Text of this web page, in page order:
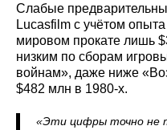
Слабые
Lucasfilm с учётом
мировом прокате лишь
низким по сборам
войнам», даже ниже
$482 млн в 1980‑х.
«Эти цифры точно не